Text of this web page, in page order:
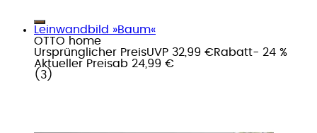
Leinwandbild »Baum«
OTTO home
Ursprünglicher PreisUVP 32,99 €Rabatt- 24 %
Aktueller Preisab 24,99 €
( 3 )